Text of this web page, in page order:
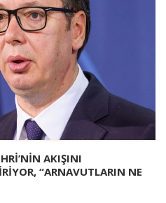
AKIŞINI
“ARNAVUTLARIN NE